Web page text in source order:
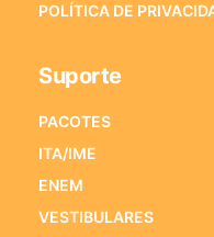
POLÍTICA DE
Suporte
PACOTES
ITA/IME
ENEM
VESTIBULARES